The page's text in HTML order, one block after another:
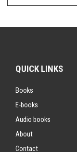
QUICK LINKS
Books
E-books
Audio books
About
Contact